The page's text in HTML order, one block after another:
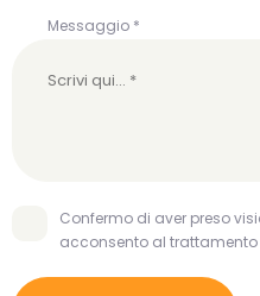
Messaggio *
Confermo di aver preso
acconsento al